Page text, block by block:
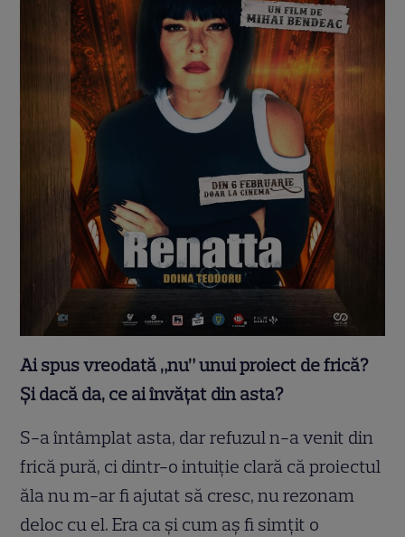
Ai spus vreodată „nu” unui proiect de frică?
Și dacă da, ce ai învățat din asta?
S-a întâmplat asta, dar refuzul n-a venit din
frică pură, ci dintr-o intuiție clară că proiectul
ăla nu m-ar fi ajutat să cresc, nu rezonam
deloc cu el. Era ca și cum aș fi simțit o